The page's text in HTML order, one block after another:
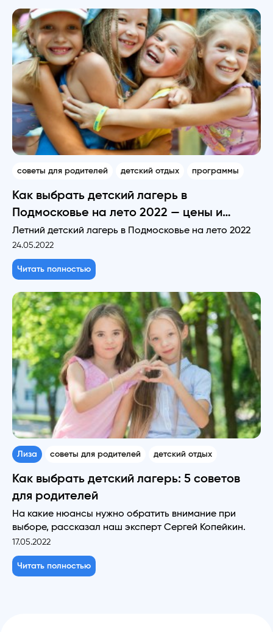
советы для родителей детский отдых программы
Как выбрать детский лагерь в
Подмосковье на лето 2022 — цены и
рейтинги
Летний детский лагерь в Подмосковье на лето 2022
24.05.2022
Читать полностью
Лиза советы для родителей детский отдых
Как выбрать детский лагерь: 5 советов
для родителей
На какие нюансы нужно обратить внимание при
выборе, рассказал наш эксперт Сергей Копейкин.
17.05.2022
Читать полностью